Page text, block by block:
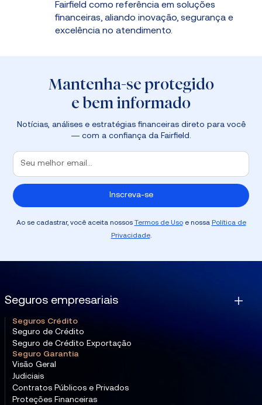
Fairfield como referência em soluções
financeiras, aliando inovação, segurança e
excelência no atendimento.
Mantenha-se protegido
e bem informado
Notícias, análises e estratégias financeiras direto para você
— com a confiança da Fairfield.
Ao se cadastrar, você aceita nossos Termos de Usoe nossa Política de
Privacidade.
Seguros empresariais
Seguros Crédito
Seguro de Crédito
Seguro de Crédito Exportação
Seguro Garantia
Visão Geral
Judiciais
Contratos Públicos e Privados
Proteções Financeiras